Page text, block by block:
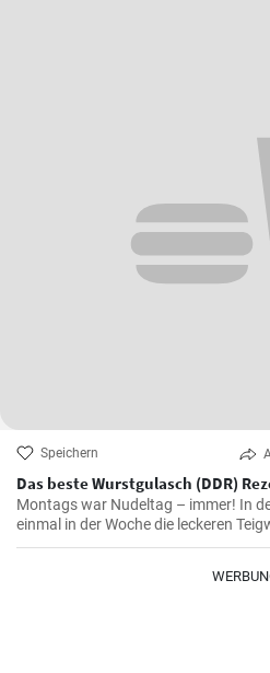
Speichern
Das beste Wurstgulasch (DDR)
Montags war Nudeltag – immer! In
einmal in der Woche die leckeren
Wurstgulasch .Das Gulasch mit